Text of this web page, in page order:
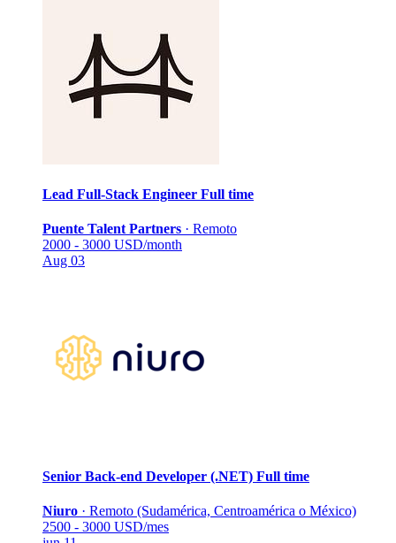
Lead Full-Stack Engineer Full time
Puente Talent Partners · Remoto
2000 - 3000 USD/month
Aug 03
Senior Back-end Developer (.NET) Full time
Niuro · Remoto (Sudamérica, Centroamérica o México)
2500 - 3000 USD/mes